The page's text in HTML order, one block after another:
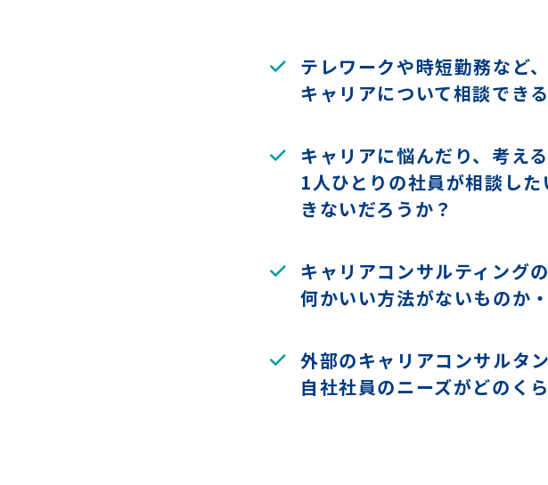
テレワークや時短勤務など
キャリアについて相談でき
キャリアに悩んだり、考え
1人ひとりの社員が相談し
きないだろうか？
キャリアコンサルティング
何かいい方法がないものか
外部のキャリアコンサルタ
自社社員のニーズがどのく